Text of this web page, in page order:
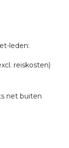
leden:
reiskosten)
net buiten